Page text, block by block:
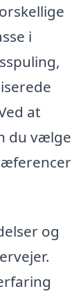
i
at
du vælge
og